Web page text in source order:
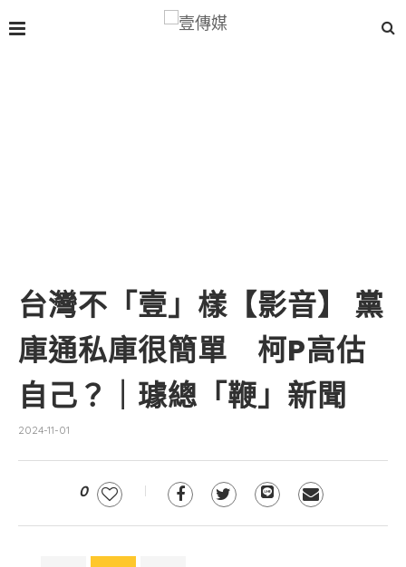
台灣不「壹」樣【影音】 黨
庫通私庫很簡單 柯P高估
自己？｜璩總「鞭」新聞
2024-11-01
0